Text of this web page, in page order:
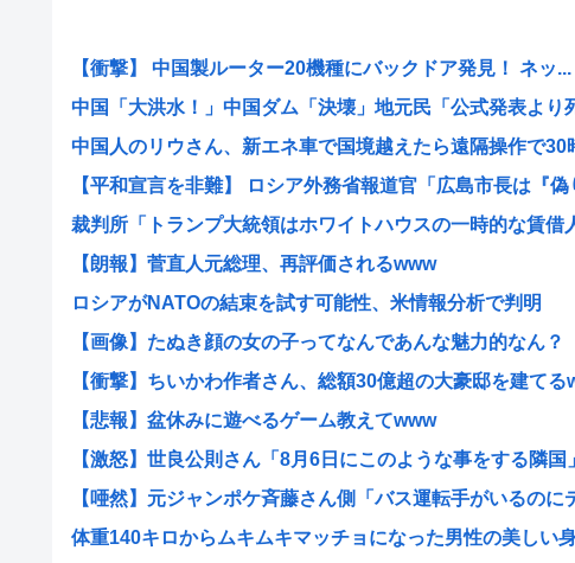
【衝撃】 中国製ルーター20機種にバックドア発見！ ネッ...
中国「大洪水！」中国ダム「決壊」地元民「公式発表より
中国人のリウさん、新エネ車で国境越えたら遠隔操作で30
【平和宣言を非難】 ロシア外務省報道官「広島市長は『偽
裁判所「トランプ大統領はホワイトハウスの一時的な賃借
【朗報】菅直人元総理、再評価されるwww
ロシアがNATOの結束を試す可能性、米情報分析で判明
【画像】たぬき顔の女の子ってなんであんな魅力的なん？
【衝撃】ちいかわ作者さん、総額30億超の大豪邸を建てる
【悲報】盆休みに遊べるゲーム教えてwww
【激怒】世良公則さん「8月6日にこのような事をする隣国
【唖然】元ジャンポケ斉藤さん側「バス運転手がいるのに
体重140キロからムキムキマッチョになった男性の美しい